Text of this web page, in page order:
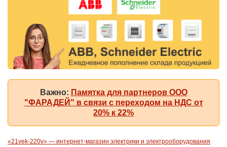
Важно: Памятка для партнеров ООО
"ФАРАДЕЙ" в связи с переходом на НДС от
20% к 22%
«21vek-220v» — интернет-магазин электрики и электрооборудования